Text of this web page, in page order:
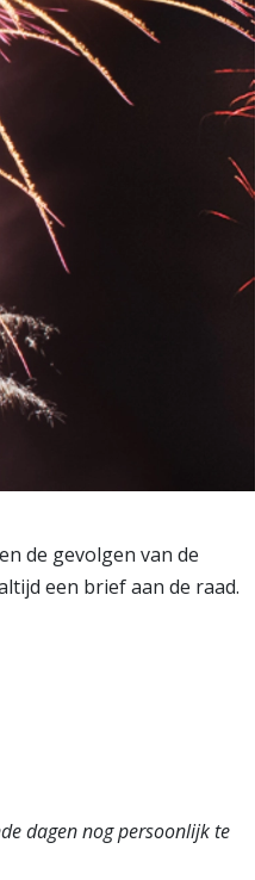
de gevolgen van de
een brief aan de raad.
dagen nog persoonlijk te